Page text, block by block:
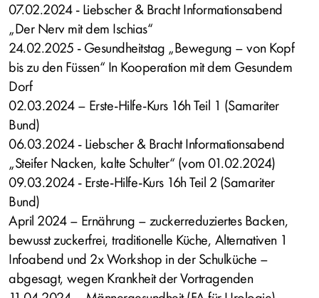
07.02.2024 - Liebscher & Bracht Informationsabend
„Der Nerv mit dem Ischias“
24.02.2025 - Gesundheitstag „Bewegung – von Kopf
bis zu den Füssen“ In Kooperation mit dem Gesundem
Dorf
02.03.2024 – Erste-Hilfe-Kurs 16h Teil 1 (Samariter
Bund)
06.03.2024 - Liebscher & Bracht Informationsabend
„Steifer Nacken, kalte Schulter“ (vom 01.02.2024)
09.03.2024 - Erste-Hilfe-Kurs 16h Teil 2 (Samariter
Bund)
April 2024 – Ernährung – zuckerreduziertes Backen,
bewusst zuckerfrei, traditionelle Küche, Alternativen 1
Infoabend und 2x Workshop in der Schulküche –
abgesagt, wegen Krankheit der Vortragenden